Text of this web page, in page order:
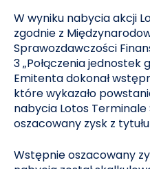
W wyniku nabycia akcji
zgodnie z
Sprawozdawczości
3 „Połączenia
Emitenta dokonał
które wykazało
nabycia Lotos Terminale
oszacowany zysk z
Wstępnie oszacowany